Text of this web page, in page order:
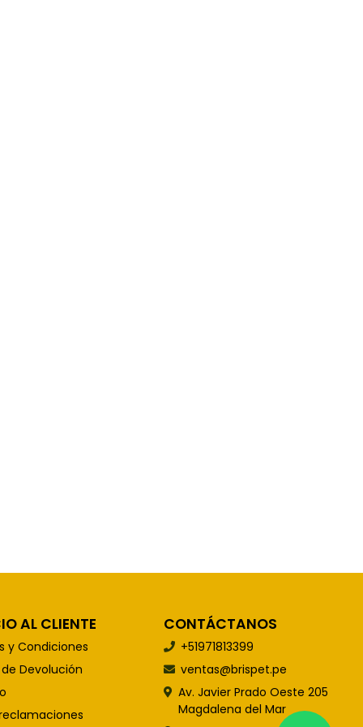
AL CLIENTE
y Condiciones
Devolución
CONTÁCTANOS
+51971813399
ventas@brispet.pe
Av. Javier Prado Oeste 205
Magdalena del Mar